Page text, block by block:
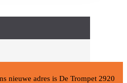
nieuwe adres is De Trompet 2920